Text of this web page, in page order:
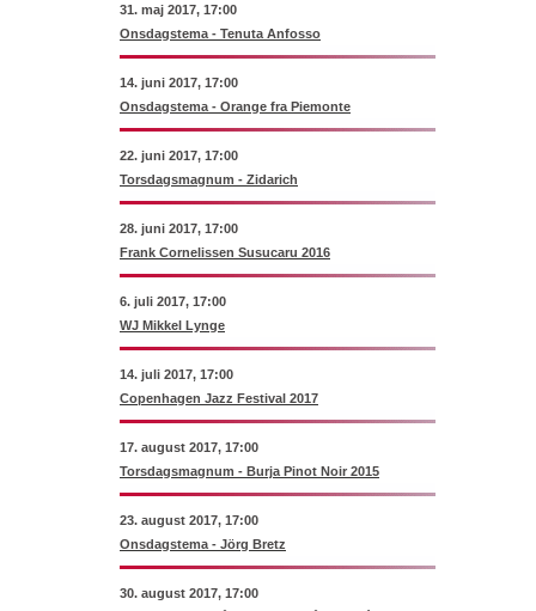
31. maj 2017, 17:00
Onsdagstema - Tenuta Anfosso
14. juni 2017, 17:00
Onsdagstema - Orange fra Piemonte
22. juni 2017, 17:00
Torsdagsmagnum - Zidarich
28. juni 2017, 17:00
Frank Cornelissen Susucaru 2016
6. juli 2017, 17:00
WJ Mikkel Lynge
14. juli 2017, 17:00
Copenhagen Jazz Festival 2017
17. august 2017, 17:00
Torsdagsmagnum - Burja Pinot Noir 2015
23. august 2017, 17:00
Onsdagstema - Jörg Bretz
30. august 2017, 17:00